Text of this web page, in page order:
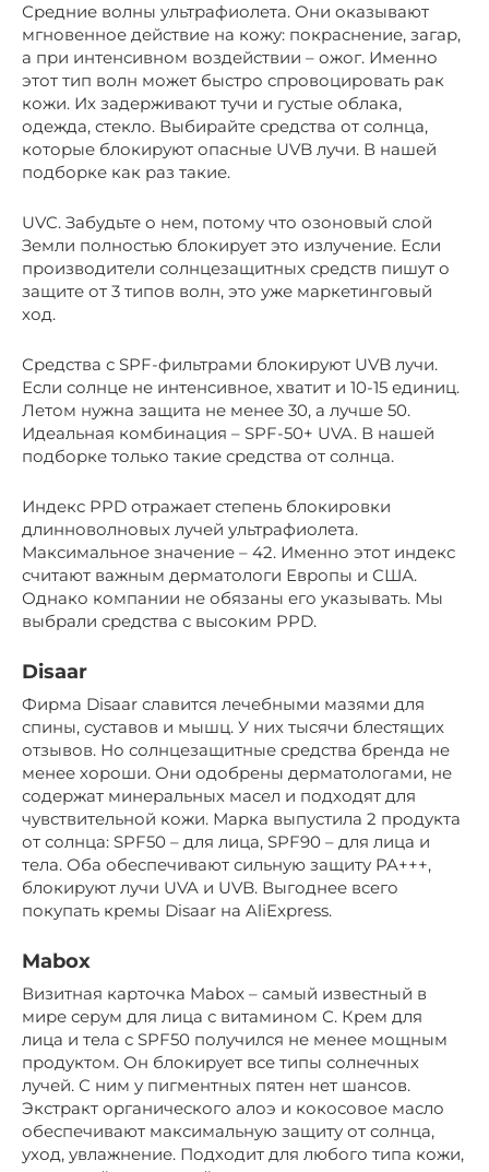
Средние волны ультрафиолета. Они оказывают
мгновенное действие на кожу: покраснение, загар,
а при интенсивном воздействии – ожог. Именно
этот тип волн может быстро спровоцировать рак
кожи. Их задерживают тучи и густые облака,
одежда, стекло. Выбирайте средства от солнца,
которые блокируют опасные UVB лучи. В нашей
подборке как раз такие.
UVC. Забудьте о нем, потому что озоновый слой
Земли полностью блокирует это излучение. Если
производители солнцезащитных средств пишут о
защите от 3 типов волн, это уже маркетинговый
ход.
Средства с SPF-фильтрами блокируют UVB лучи.
Если солнце не интенсивное, хватит и 10-15 единиц.
Летом нужна защита не менее 30, а лучше 50.
Идеальная комбинация – SPF-50+ UVA. В нашей
подборке только такие средства от солнца.
Индекс PPD отражает степень блокировки
длинноволновых лучей ультрафиолета.
Максимальное значение – 42. Именно этот индекс
считают важным дерматологи Европы и США.
Однако компании не обязаны его указывать. Мы
выбрали средства с высоким PPD.
Disaar
Фирма Disaar славится лечебными мазями для
спины, суставов и мышц. У них тысячи блестящих
отзывов. Но солнцезащитные средства бренда не
менее хороши. Они одобрены дерматологами, не
содержат минеральных масел и подходят для
чувствительной кожи. Марка выпустила 2 продукта
от солнца: SPF50 – для лица, SPF90 – для лица и
тела. Оба обеспечивают сильную защиту PA+++,
блокируют лучи UVA и UVB. Выгоднее всего
покупать кремы Disaar на AliExpress.
Mabox
Визитная карточка Mabox – самый известный в
мире серум для лица с витамином С. Крем для
лица и тела с SPF50 получился не менее мощным
продуктом. Он блокирует все типы солнечных
лучей. С ним у пигментных пятен нет шансов.
Экстракт органического алоэ и кокосовое масло
обеспечивают максимальную защиту от солнца,
уход, увлажнение. Подходит для любого типа кожи,